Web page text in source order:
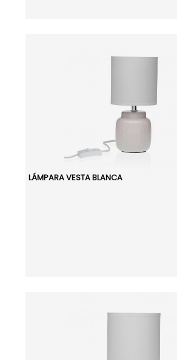
LÁMPARA VESTA BLANCA